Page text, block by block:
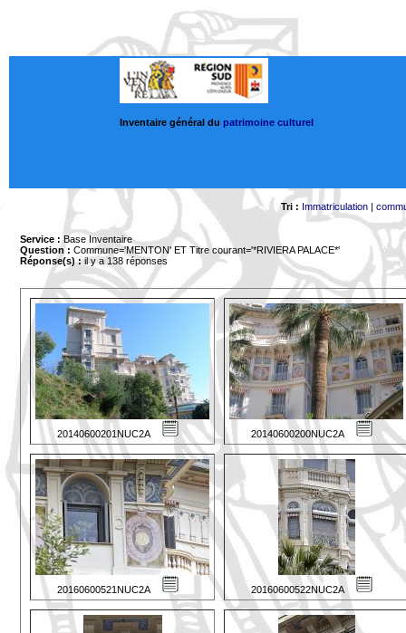
Inventaire général du patrimoine culturel
Tri : Immatriculation|
Service : Base Inventaire
Question : Commune='MENTON' ET Titre courant='*RIVIERA PALACE*'
Réponse(s) :il y a 138 réponses
20140600201NUC2A 20140600200NUC2A
20160600521NUC2A 20160600522NUC2A